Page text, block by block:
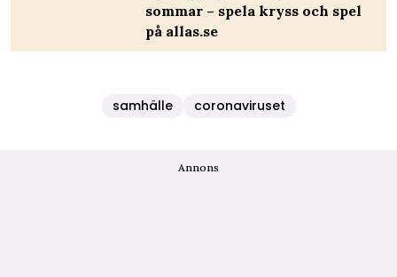
sommar – spela kryss och spel
på allas.se
samhälle coronaviruset
Annons